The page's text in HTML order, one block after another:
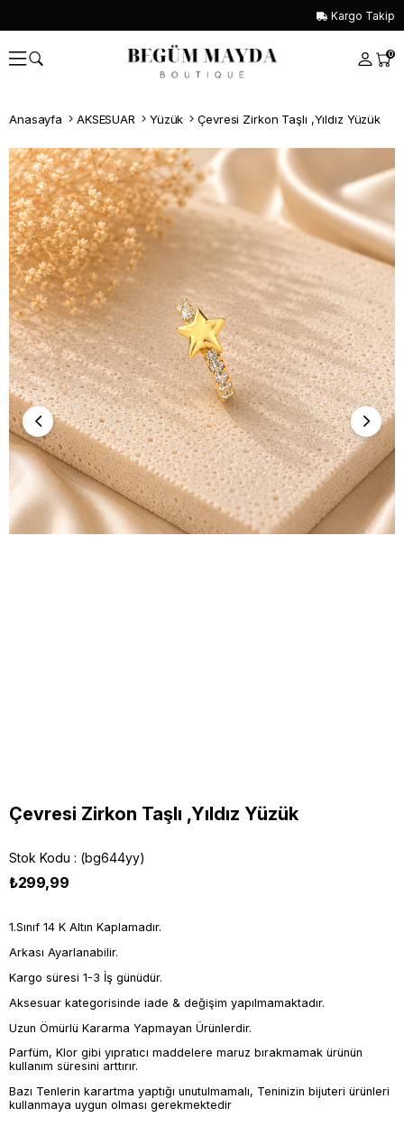
Kargo Takip
0
Anasayfa AKSESUAR Yüzük Çevresi Zirkon Taşlı ,Yıldız Yüzük
Whatsapp İle Sipariş ver
Çevresi Zirkon Taşlı ,Yıldız Yüzük
Stok Kodu (bg644yy)
₺299,99
1.Sınıf 14 K Altın Kaplamadır.
Arkası Ayarlanabilir.
Kargo süresi 1-3 İş günüdür.
Aksesuar kategorisinde iade & değişim yapılmamaktadır.
Uzun Ömürlü Kararma Yapmayan Ürünlerdir.
Parfüm, Klor gibi yıpratıcı maddelere maruz bırakmamak ürünün
kullanım süresini arttırır.
Bazı Tenlerin karartma yaptığı unutulmamalı, Teninizin bijuteri ürünleri
kullanmaya uygun olması gerekmektedir